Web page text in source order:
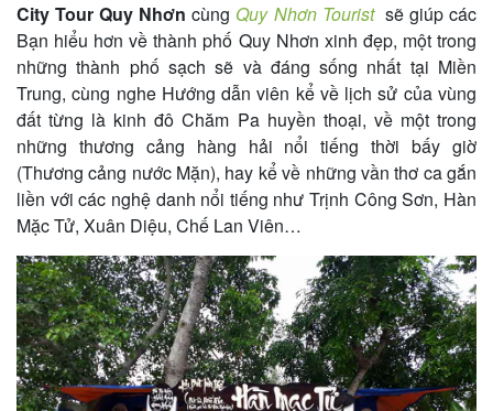
Liên
hệ
City Tour Quy Nhơn cùng Quy Nhơn Touristsẽ giúp các
Bạn hiểu hơn về thành phố Quy Nhơn xinh đẹp, một trong
những thành phố sạch sẽ và đáng sống nhất tại Miền
Trung, cùng nghe Hướng dẫn viên kể về lịch sử của vùng
đất từng là kinh đô Chăm Pa huyền thoại, về một trong
những thương cảng hàng hải nổi tiếng thời bấy giờ
(Thương cảng nước Mặn), hay kể về những vần thơ ca gắn
liền với các nghệ danh nổi tiếng như Trịnh Công Sơn, Hàn
Mặc Tử, Xuân Diệu, Chế Lan Viên…